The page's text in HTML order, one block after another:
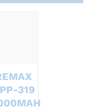
319